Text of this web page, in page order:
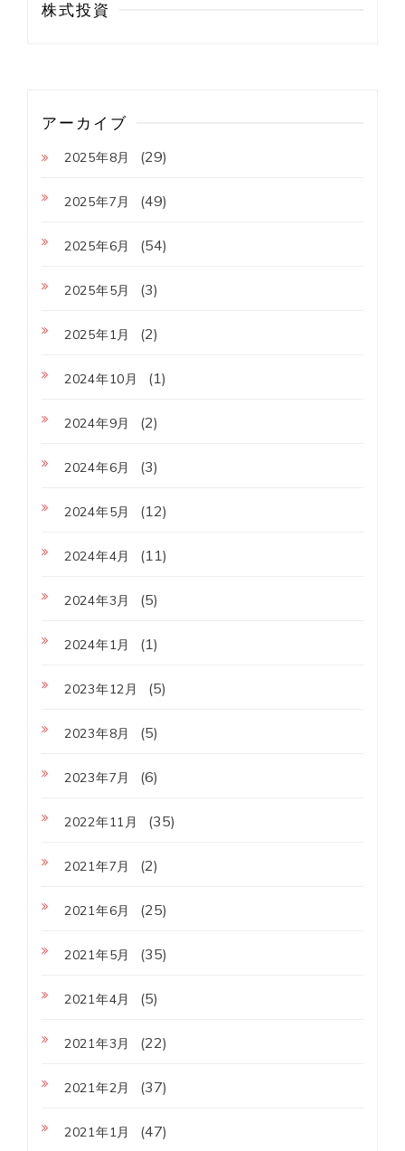
株式投資
アーカイブ
2025年8月 (29)
2025年7月 (49)
2025年6月 (54)
2025年5月 (3)
2025年1月 (2)
2024年10月 (1)
2024年9月 (2)
2024年6月 (3)
2024年5月 (12)
2024年4月 (11)
2024年3月 (5)
2024年1月 (1)
2023年12月 (5)
2023年8月 (5)
2023年7月 (6)
2022年11月 (35)
2021年7月 (2)
2021年6月 (25)
2021年5月 (35)
2021年4月 (5)
2021年3月 (22)
2021年2月 (37)
2021年1月 (47)